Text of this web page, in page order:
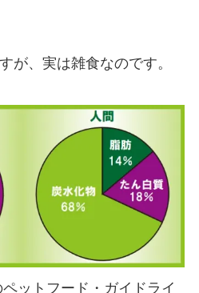
が、実は雑食なのです。
ットフード・ガイドライ